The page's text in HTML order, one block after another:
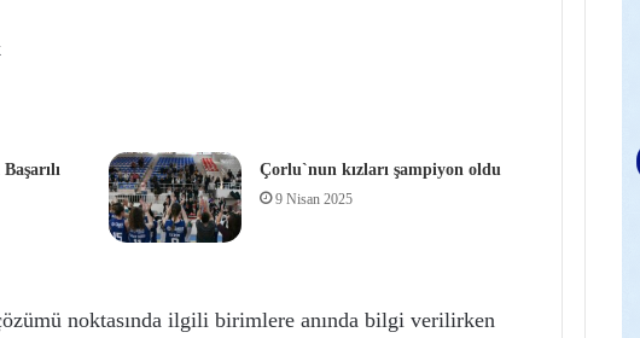
Çorlu`nun kızları şampiyon oldu
9 Nisan 2025
noktasında ilgili birimlere anında bilgi verilirken